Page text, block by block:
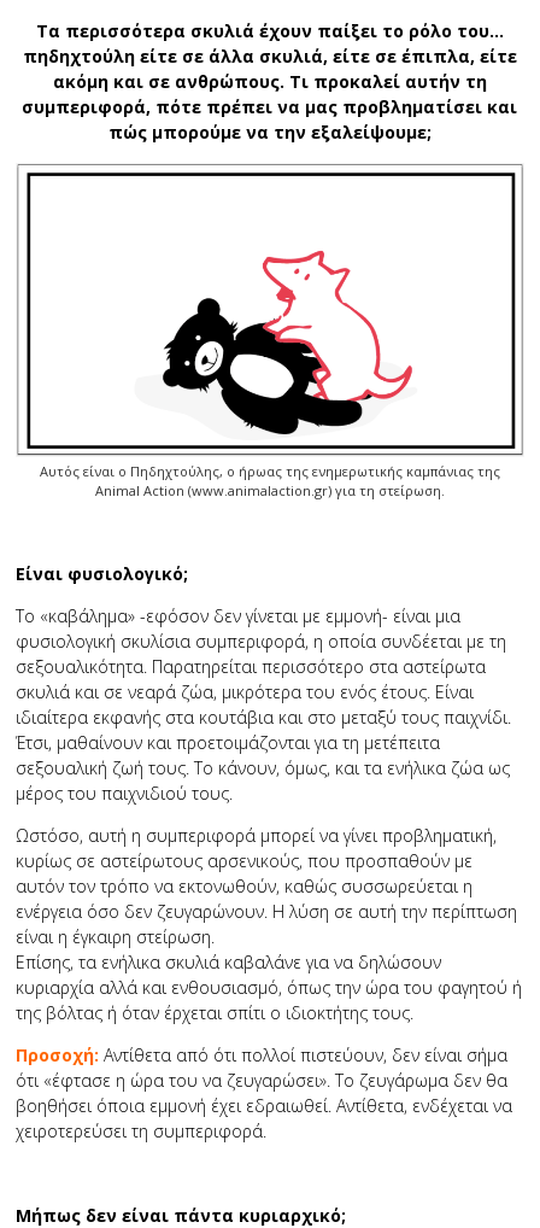
Τα περισσότερα σκυλιά έχουν παίξει το ρόλο του...
πηδηχτούλη είτε σε άλλα σκυλιά, είτε σε έπιπλα, είτε
ακόμη και σε ανθρώπους. Τι προκαλεί αυτήν τη
συµπεριφορά, πότε πρέπει να μας προβληματίσει και
πώς μπορούμε να την εξαλείψουμε;
Αυτός είναι ο Πηδηχτούλης, ο ήρωας της ενημερωτικής καμπάνιας της
Animal Action (www.animalaction.gr) για τη στείρωση.
Είναι φυσιολογικό;
Το «καβάλημα» -εφόσον δεν γίνεται με εμμονή- είναι μια
φυσιολογική σκυλίσια συμπεριφορά, η οποία συνδέεται με τη
σεξουαλικότητα. Παρατηρείται περισσότερο στα αστείρωτα
σκυλιά και σε νεαρά ζώα, μικρότερα του ενός έτους. Είναι
ιδιαίτερα εκφανής στα κουτάβια και στο μεταξύ τους παιχνίδι.
Έτσι, μαθαίνουν και προετοιμάζονται για τη μετέπειτα
σεξουαλική ζωή τους. Το κάνουν, όμως, και τα ενήλικα ζώα ως
μέρος του παιχνιδιού τους.
Ωστόσο, αυτή η συμπεριφορά μπορεί να γίνει προβληματική,
κυρίως σε αστείρωτους αρσενικούς, που προσπαθούν με
αυτόν τον τρόπο να εκτονωθούν, καθώς συσσωρεύεται η
ενέργεια όσο δεν ζευγαρώνουν. Η λύση σε αυτή την περίπτωση
είναι η έγκαιρη στείρωση.
Επίσης, τα ενήλικα σκυλιά καβαλάνε για να δηλώσουν
κυριαρχία αλλά και ενθουσιασμό, όπως την ώρα του φαγητού ή
της βόλτας ή όταν έρχεται σπίτι ο ιδιοκτήτης τους.
Προσοχή: Αντίθετα από ότι πολλοί πιστεύουν, δεν είναι σήμα
ότι «έφτασε η ώρα του να ζευγαρώσει». Το ζευγάρωμα δεν θα
βοηθήσει όποια εμμονή έχει εδραιωθεί. Αντίθετα, ενδέχεται να
χειροτερεύσει τη συμπεριφορά.
Μήπως δεν είναι πάντα κυριαρχικό;